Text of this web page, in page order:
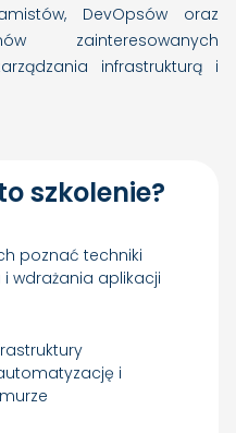
DevOpsów oraz
zainteresowanych
infrastrukturą i
szkolenie?
poznać techniki
wdrażania aplikacji
i